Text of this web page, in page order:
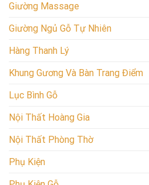
Giường Massage
Giường Ngủ Gỗ Tự Nhiên
Hàng Thanh Lý
Khung Gương Và Bàn Trang Điểm
Lục Bình Gỗ
Nội Thất Hoàng Gia
Nội Thất Phòng Thờ
Phụ Kiện